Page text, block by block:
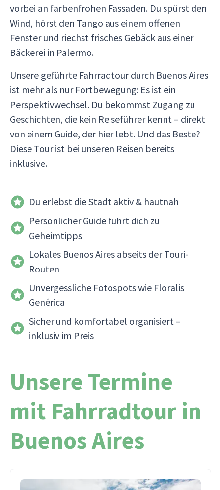
vorbei an farbenfrohen Fassaden. Du spürst den
Wind, hörst den Tango aus einem offenen
Fenster und riechst frisches Gebäck aus einer
Bäckerei in Palermo.
Unsere geführte Fahrradtour durch Buenos Aires
ist mehr als nur Fortbewegung: Es ist ein
Perspektivwechsel. Du bekommst Zugang zu
Geschichten, die kein Reiseführer kennt – direkt
von einem Guide, der hier lebt. Und das Beste?
Diese Tour ist bei unseren Reisen bereits
inklusive.
Du erlebst die Stadt aktiv & hautnah
Persönlicher Guide führt dich zu
Geheimtipps
Lokales Buenos Aires abseits der Touri-
Routen
Unvergessliche Fotospots wie Floralis
Genérica
Sicher und komfortabel organisiert –
inklusiv im Preis
Unsere Termine
mit Fahrradtour in
Buenos Aires